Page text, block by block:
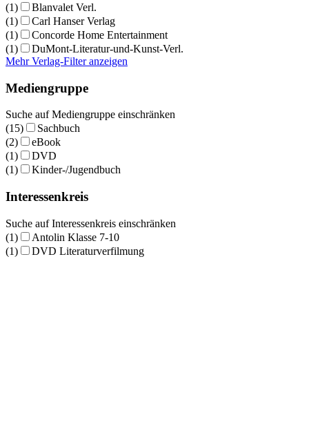
(1)
Blanvalet Verl.
(1)
Carl Hanser Verlag
(1)
Concorde Home Entertainment
(1)
DuMont-Literatur-und-Kunst-Verl.
Mehr Verlag-Filter anzeigen
Mediengruppe
Suche auf Mediengruppe einschränken
(15)
Sachbuch
(2)
eBook
(1)
DVD
(1)
Kinder-/Jugendbuch
Interessenkreis
Suche auf Interessenkreis einschränken
(1)
Antolin Klasse 7-10
(1)
DVD Literaturverfilmung